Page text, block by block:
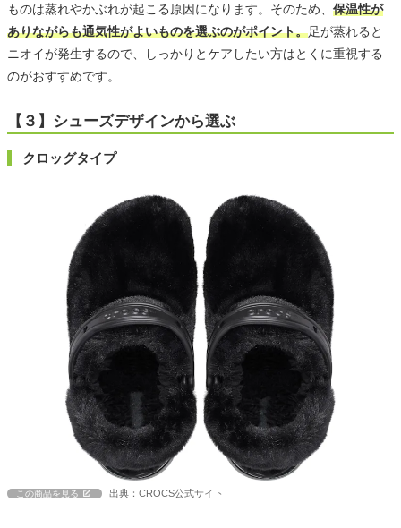
ものは蒸れやかぶれが起こる原因になります。そのため、 保温性が
ありながらも通気性がよいものを選ぶのがポイント。足が蒸れると
ニオイが発生するので、しっかりとケアしたい方はとくに重視する
のがおすすめです。
【３】シューズデザインから選ぶ
クロッグタイプ
この商品を見る 出典：CROCS公式サイト